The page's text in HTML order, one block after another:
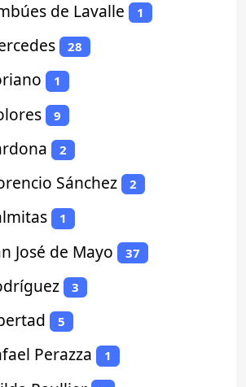
de Lavalle 1
28
1
9
2
Sánchez 2
1
José de Mayo 37
3
5
Perazza 1